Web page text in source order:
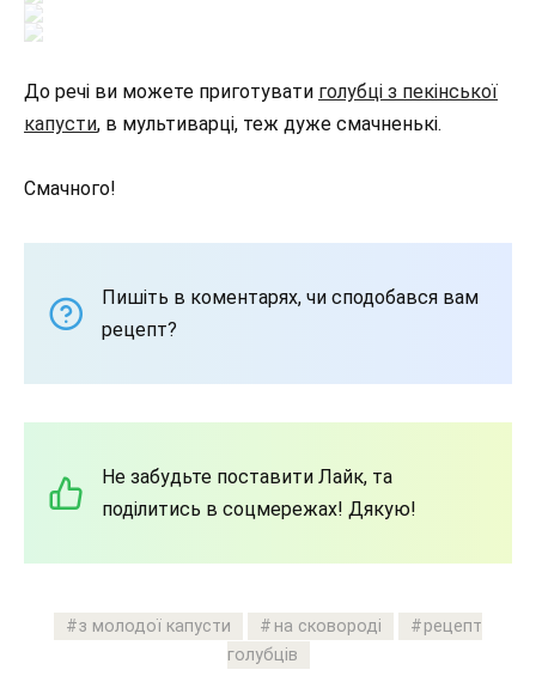
До речі ви можете приготувати голубці з пекінської
капусти, в мультиварці, теж дуже смачненькі.
Смачного!
Пишіть в коментарях, чи сподобався вам
рецепт?
Не забудьте поставити Лайк, та
поділитись в соцмережах! Дякую!
з молодої капусти на сковороді
рецепт
голубців